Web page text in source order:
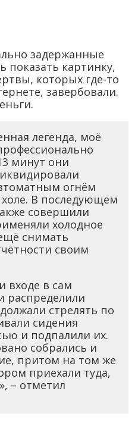
задержанные
показать картинку,
которых где-то
завербовали.
легенда, моё
минут они
огнём
В последующем
совершили
холодное
снимать
своим
входе в сам
распределили
стрелять по
сидения
и подпалили их.
собрались и
притом на том же
приехали туда,
– отметил